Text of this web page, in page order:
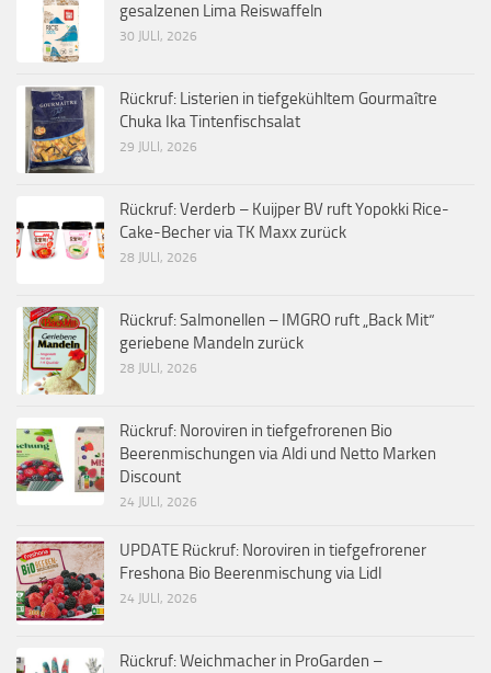
gesalzenen Lima Reiswaffeln
30 JULI, 2026
Rückruf: Listerien in tiefgekühltem Gourmaître
Chuka Ika Tintenfischsalat
29 JULI, 2026
Rückruf: Verderb – Kuijper BV ruft Yopokki Rice-
Cake-Becher via TK Maxx zurück
28 JULI, 2026
Rückruf: Salmonellen – IMGRO ruft „Back Mit“
geriebene Mandeln zurück
28 JULI, 2026
Rückruf: Noroviren in tiefgefrorenen Bio
Beerenmischungen via Aldi und Netto Marken
Discount
24 JULI, 2026
UPDATE Rückruf: Noroviren in tiefgefrorener
Freshona Bio Beerenmischung via Lidl
24 JULI, 2026
Rückruf: Weichmacher in ProGarden –